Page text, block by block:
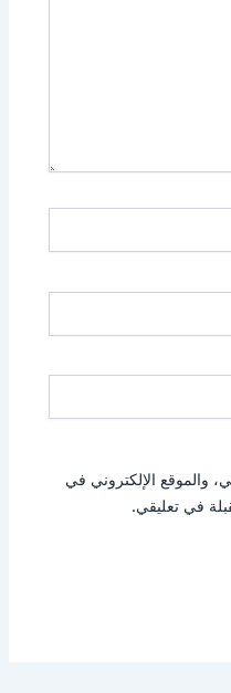
والموقع الإلكتروني في
في تعليقي.